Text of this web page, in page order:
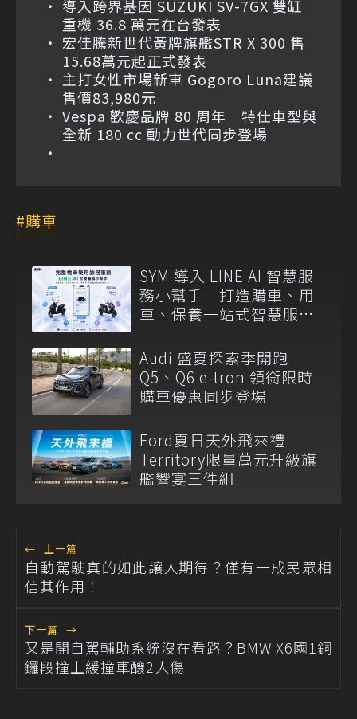
導入跨界基因 SUZUKI SV-7GX 雙缸
重機 36.8 萬元在台發表
宏佳騰新世代黃牌旗艦STR X 300 售
15.68萬元起正式發表
主打女性市場新車 Gogoro Luna建議
售價83,980元
Vespa 歡慶品牌 80 周年 特仕車型與
全新 180 cc 動力世代同步登場
購車
SYM 導入 LINE AI 智慧服
務小幫手 打造購車、用
車、保養一站式智慧服務
Audi 盛夏探索季開跑
Q5、Q6 e-tron 領銜限時
購車優惠同步登場
Ford夏日天外飛來禮
Territory限量萬元升級旗
艦響宴三件組
← 上一篇
自動駕駛真的如此讓人期待？僅有一成民眾相
信其作用！
下一篇 →
又是開自駕輔助系統沒在看路？BMW X6國1銅
鑼段撞上緩撞車釀2人傷